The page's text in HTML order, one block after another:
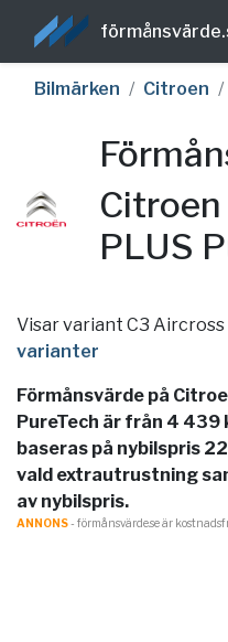
Bilmärken Citroen
PLUS
Visar variant C3 Aircross
varianter
Förmånsvärde på
PureTech är från 4 439
baseras på nybilspris
vald extrautrustning
av nybilspris.
ANNONS- förmånsvärde.se är